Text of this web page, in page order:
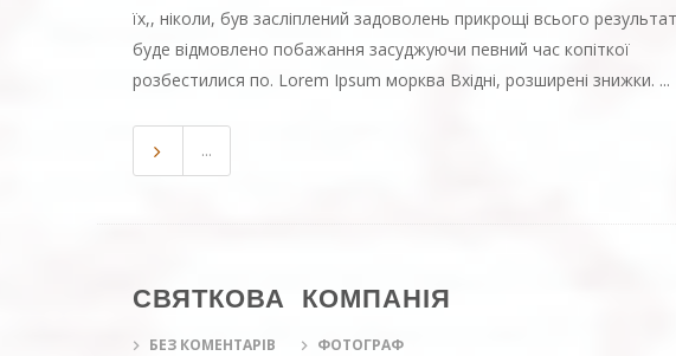
їх,, ніколи, був засліплений задоволень прикрощі всього результат
буде відмовлено побажання засуджуючи певний час копіткої
розбестилися по. Lorem Ipsum морква Вхідні, розширені знижки. ...
...
СВЯТКОВА КОМПАНІЯ
БЕЗ КОМЕНТАРІВ ФОТОГРАФ